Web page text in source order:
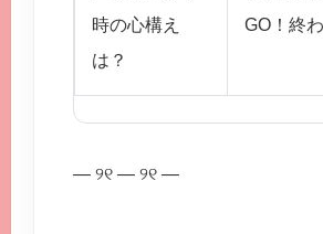
時の心構え
は？
GO！終
— ୨୧ — ୨୧ —